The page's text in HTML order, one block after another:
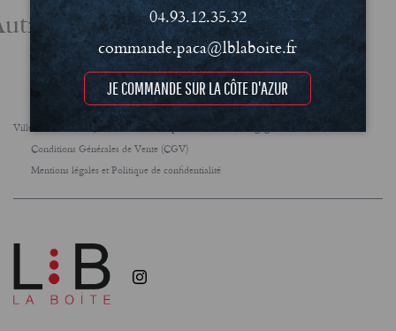
actualités
Villes FAQ Le concept
Conditions Générales de Vente (CGV)
Mentions légales et Politique de confidentialité
04.93.12.35.32
commande.paca@lblaboite.fr
JE COMMANDE SUR LA CÔTE D'AZUR